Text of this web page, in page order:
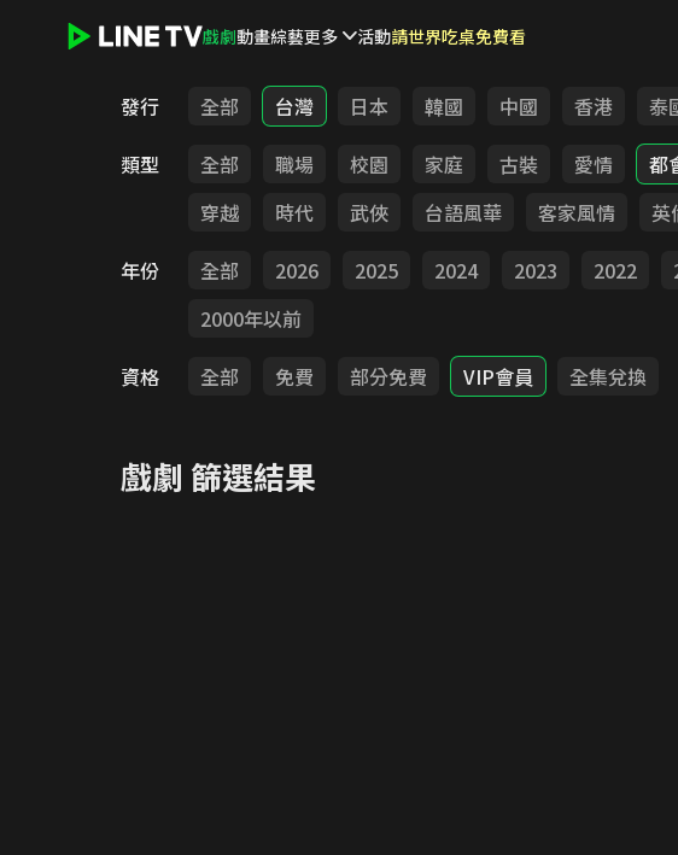
戲劇動畫綜藝更多 活動請世界吃桌免費看
發行 全部 台灣 日本 韓國 中國 香港 泰
類型
全部 職場 校園 家庭 古裝 愛情 都
穿越
時代 武俠 台語風華 客家風情 英
年份
全部 2026 2025 2024 2023 2022
2000年以前
資格
全部 免費 部分免費 VIP會員 全集兌換
戲劇 篩選結果